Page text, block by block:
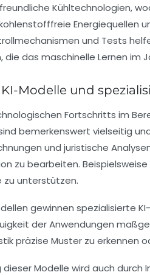
Kühltechnologien,
Energiequellen
und Tests
die das maschinelle Lernen im
Modelle und
Fortschritts im
bemerkenswert vielseitig
und juristische
zu bearbeiten.
zu unterstützen.
gewinnen spezialisierte
der Anwendungen
präzise Muster zu erkennen
dieser Modelle wird auch